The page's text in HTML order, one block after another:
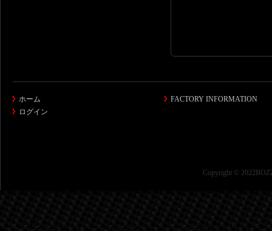
ホーム
ログイン
FACTORY INFORMATION
Copyright ©